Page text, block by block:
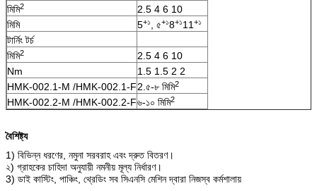
মিমি2
2.5 4 6 10
মিমি
5+১ , ৫+১8+১11 +১
টার্নিং টর্চ
মিমি2
2.5 4 6 10
Nm
1.5 1.5 2 2
HMK-002.1-M /HMK-002.1-F2.৫-৮ মিমি2
HMK-002.2-M /HMK-002.2-F৬-১০ মিমি2
বৈশিষ্ট্য
1) বিভিন্ন ধরণের, নমুনা সরবরাহ এবং দ্রুত বিতরণ।
২) গ্রাহকের চাহিদা অনুযায়ী নমনীয় মূল্য নির্ধারণ।
3) ডাই কাস্টিং, পাঞ্চিং, থ্রেডিং সব সিএনসি মেশিন দ্বারা নিজস্ব কর্মশালায়